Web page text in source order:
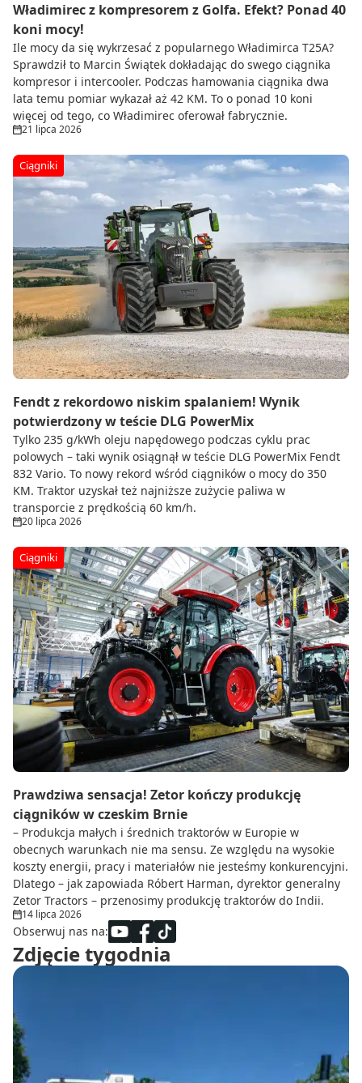
Władimirec z kompresorem z Golfa. Efekt? Ponad 40
koni mocy!
Ile mocy da się wykrzesać z popularnego Władimirca T25A?
Sprawdził to Marcin Świątek dokładając do swego ciągnika
kompresor i intercooler. Podczas hamowania ciągnika dwa
lata temu pomiar wykazał aż 42 KM. To o ponad 10 koni
więcej od tego, co Władimirec oferował fabrycznie.
21 lipca 2026
Ciągniki
Fendt z rekordowo niskim spalaniem! Wynik
potwierdzony w teście DLG PowerMix
Tylko 235 g/kWh oleju napędowego podczas cyklu prac
polowych – taki wynik osiągnął w teście DLG PowerMix Fendt
832 Vario. To nowy rekord wśród ciągników o mocy do 350
KM. Traktor uzyskał też najniższe zużycie paliwa w
transporcie z prędkością 60 km/h.
20 lipca 2026
Ciągniki
Prawdziwa sensacja! Zetor kończy produkcję
ciągników w czeskim Brnie
– Produkcja małych i średnich traktorów w Europie w
obecnych warunkach nie ma sensu. Ze względu na wysokie
koszty energii, pracy i materiałów nie jesteśmy konkurencyjni.
Dlatego – jak zapowiada Róbert Harman, dyrektor generalny
Zetor Tractors – przenosimy produkcję traktorów do Indii.
14 lipca 2026
Obserwuj nas na:
Zdjęcie tygodnia